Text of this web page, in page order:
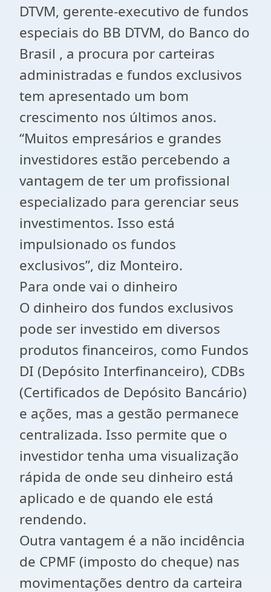
DTVM, gerente-executivo de fundos
especiais do BB DTVM, do Banco do
Brasil , a procura por carteiras
administradas e fundos exclusivos
tem apresentado um bom
crescimento nos últimos anos.
“Muitos empresários e grandes
investidores estão percebendo a
vantagem de ter um profissional
especializado para gerenciar seus
investimentos. Isso está
impulsionado os fundos
exclusivos”, diz Monteiro.
Para onde vai o dinheiro
O dinheiro dos fundos exclusivos
pode ser investido em diversos
produtos financeiros, como Fundos
DI (Depósito Interfinanceiro), CDBs
(Certificados de Depósito Bancário)
e ações, mas a gestão permanece
centralizada. Isso permite que o
investidor tenha uma visualização
rápida de onde seu dinheiro está
aplicado e de quando ele está
rendendo.
Outra vantagem é a não incidência
de CPMF (imposto do cheque) nas
movimentações dentro da carteira